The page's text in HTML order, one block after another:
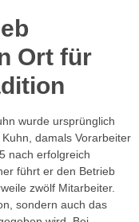
Ort für
wurde ursprünglich
damals Vorarbeiter
nach erfolgreich
führt er den Betrieb
zwölf Mitarbeiter.
sondern auch das